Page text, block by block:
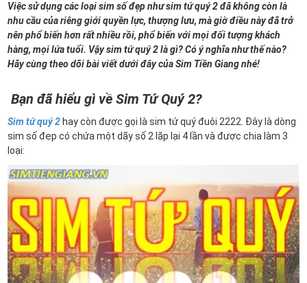
Việc sử dụng các loại sim số đẹp như sim tứ quý 2 đã không còn là
nhu cầu của riêng giới quyền lực, thượng lưu, mà giờ điều này đã trở
nên phổ biến hơn rất nhiều rồi, phổ biến với mọi đối tượng khách
hàng, mọi lứa tuổi. Vậy sim tứ quý 2 là gì? Có ý nghĩa như thế nào?
Hãy cùng theo dõi bài viết dưới đây của Sim Tiền Giang nhé!
Bạn đã hiểu gì về Sim Tứ Quý 2?
Sim tứ quý 2 hay còn được gọi là sim tứ quý đuôi 2222. Đây là dòng
sim số đẹp có chứa một dãy số 2 lặp lại 4 lần và được chia làm 3
loại: